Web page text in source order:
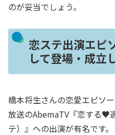
のが妥当でしょう。
恋ステ出演エピ
して登場・成立
橋本将生さんの恋愛エピソ
放送のAbemaTV『恋する♥
テ）』への出演が有名です。